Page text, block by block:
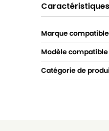
Marque
Modèle compatible
Catégorie de